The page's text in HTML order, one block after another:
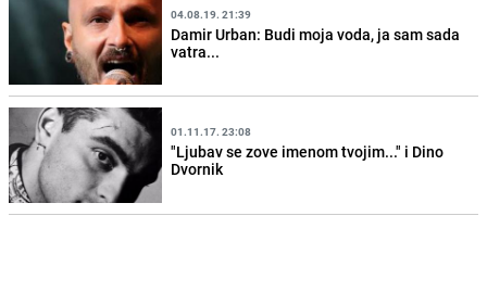
04.08.19. 21:39
Damir Urban: Budi moja voda, ja sam sada
vatra...
01.11.17. 23:08
"Ljubav se zove imenom tvojim..." i Dino
Dvornik